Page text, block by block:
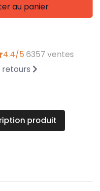
au panier
4.4/5 6357 ventes
retours
produit